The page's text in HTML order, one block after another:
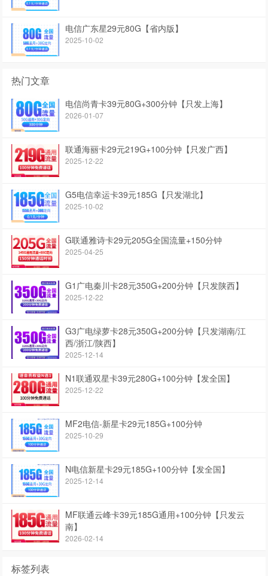
电信广东星29元80G【省内版】
2025-10-02
热门文章
电信尚青卡39元80G+300分钟【只发上海】
2026-01-07
联通海丽卡29元219G+100分钟【只发广西】
2025-12-22
G5电信幸运卡39元185G【只发湖北】
2025-10-02
G联通雅诗卡29元205G全国流量+150分钟
2025-04-25
G1广电秦川卡28元350G+200分钟【只发陕西】
2025-12-22
G3广电绿萝卡28元350G+200分钟【只发湖南/江
西/浙江/陕西】
2025-12-14
N1联通双星卡39元280G+100分钟【发全国】
2025-12-22
MF2电信-新星卡29元185G+100分钟
2025-10-29
N电信新星卡29元185G+100分钟【发全国】
2025-12-14
MF联通云峰卡39元185G通用+100分钟【只发云
南】
2026-02-14
标签列表